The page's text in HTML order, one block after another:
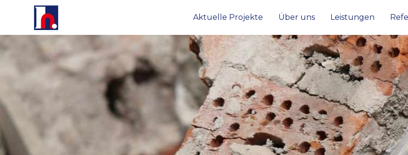
Aktuelle Projekte Über uns Leistungen